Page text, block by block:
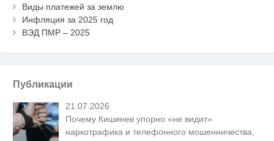
Виды платежей за землю
Инфляция за 2025 год
ВЭД ПМР – 2025
Публикации
21.07.2026
Почему Кишинев упорно «не видит»
наркотрафика и телефонного мошенничества,